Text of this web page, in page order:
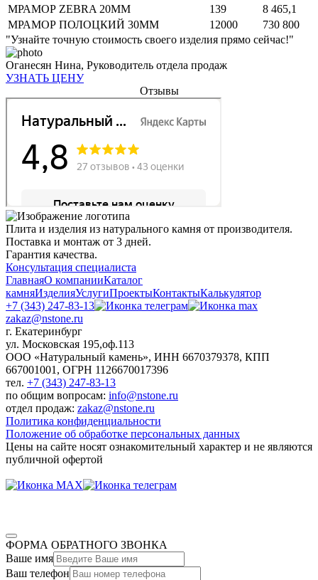
МРАМОР ZEBRA 20MM
139
8 465,1
МРАМОР ПОЛОЦКИЙ 30MM
12000
730 800
"Узнайте точную стоимость своего изделия прямо сейчас!"
Оганесян Нина, Руководитель отдела продаж
УЗНАТЬ ЦЕНУ
Отзывы
Плита и изделия из натурального камня от производителя.
Поставка и монтаж от 3 дней.
Гарантия качества.
Консультация специалиста
ГлавнаяО компанииКаталог
камняИзделияУслугиПроектыКонтактыКалькулятор
+7 (343) 247-83-13
zakaz@nstone.ru
г. Екатеринбург
ул. Московская 195,оф.113
ООО «Натуральный камень», ИНН 6670379378, КПП
667001001, ОГРН 1126670017396
тел. +7 (343) 247-83-13
по общим вопросам: info@nstone.ru
отдел продаж: zakaz@nstone.ru
Политика конфиденциальности
Положение об обработке персональных данных
Цены на сайте носят ознакомительный характер и не являются
публичной офертой
ФОРМА ОБРАТНОГО ЗВОНКА
Ваше имя
Ваш телефон